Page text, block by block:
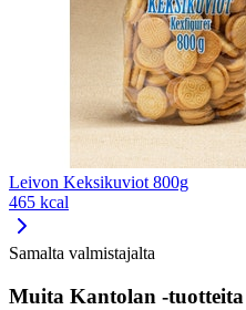
Leivon Keksikuviot 800g
465 kcal
Samalta valmistajalta
Muita Kantolan -tuotteita